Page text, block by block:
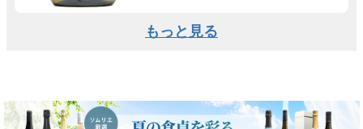
もっと見る